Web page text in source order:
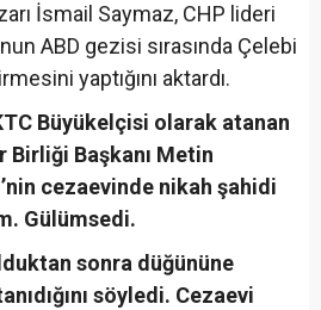
İsmail Saymaz, CHP lideri
ABD gezisi sırasında Çelebi
yaptığını aktardı.
Büyükelçisi olarak atanan
Birliği Başkanı Metin
cezaevinde nikah şahidi
Gülümsedi.
sonra düğününe
söyledi. Cezaevi